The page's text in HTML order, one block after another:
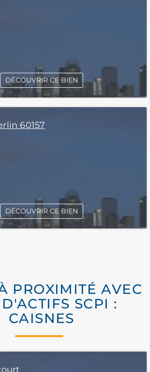
DÉCOUVRIR CE BIEN
60157
DÉCOUVRIR CE BIEN
PROXIMITÉ AVEC
SCPI :
CAISNES